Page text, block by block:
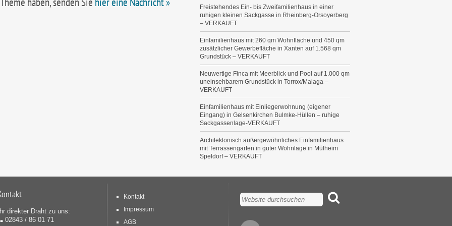
Freistehendes Ein- bis Zweifamilienhaus in einer
ruhigen kleinen Sackgasse in Rheinberg-Orsoyerberg
– VERKAUFT
Einfamilienhaus mit 260 qm Wohnfläche und 450 qm
zusätzlicher Gewerbefläche in Xanten auf 1.568 qm
Grundstück – VERKAUFT
Neuwertige Finca mit Meerblick und Pool auf 1.000 qm
uneinsehbarem Grundstück in Torrox/Malaga –
VERKAUFT
Einfamilienhaus mit Einliegerwohnung (eigener
Eingang) in Gelsenkirchen Bulmke-Hüllen – ruhige
Sackgassenlage-VERKAUFT
Architektonisch außergewöhnliches Einfamilienhaus
mit Terrassengarten in guter Wohnlage in Mülheim
Speldorf – VERKAUFT
direkter Draht zu uns:
02843 / 86 01 71
Kontakt
Impressum
AGB